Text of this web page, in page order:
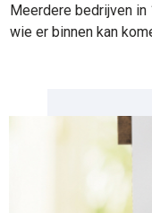
Meerdere bedrijven in
wie er binnen kan